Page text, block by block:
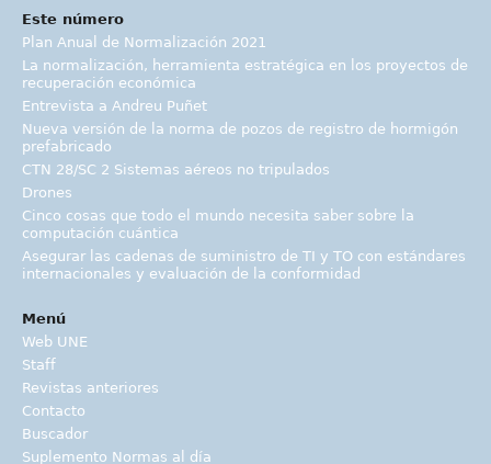
Este número
Plan Anual de Normalización 2021
La normalización, herramienta estratégica en los proyectos de
recuperación económica
Entrevista a Andreu Puñet
Nueva versión de la norma de pozos de registro de hormigón
prefabricado
CTN 28/SC 2 Sistemas aéreos no tripulados
Drones
Cinco cosas que todo el mundo necesita saber sobre la
computación cuántica
Asegurar las cadenas de suministro de TI y TO con estándares
internacionales y evaluación de la conformidad
Menú
Web UNE
Staff
Revistas anteriores
Contacto
Buscador
Suplemento Normas al día